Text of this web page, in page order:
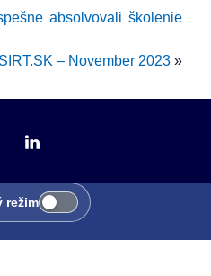
absolvovali školenie
– November 2023 »
režim